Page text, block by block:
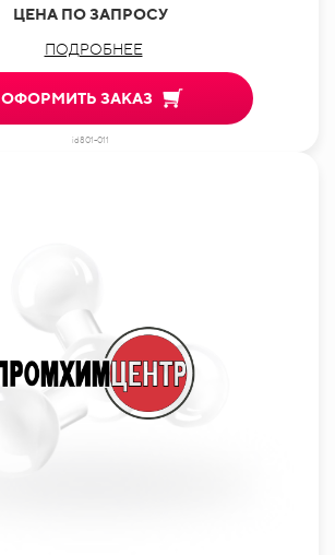
ЦЕНА ПО ЗАПРОСУ
ПОДРОБНЕЕ
ОФОРМИТЬ ЗАКАЗ
id801-011